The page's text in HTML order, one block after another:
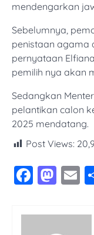
mendengarkan
Sebelumnya,
penistaan agama
pernyataan
pemilih nya akan
Sedangkan
pelantikan calon
2025 mendatang.
Post Views: